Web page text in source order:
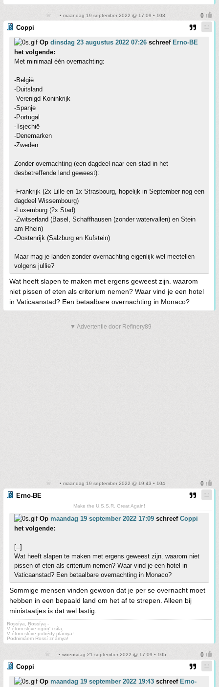
• maandag 19 september 2022 @ 17:09 • 103
Coppi
Op dinsdag 23 augustus 2022 07:26 schreef Erno-BE
het volgende:
Met minimaal één overnachting:
-België
-Duitsland
-Verenigd Koninkrijk
-Spanje
-Portugal
-Tsjechië
-Denemarken
-Zweden
Zonder overnachting (een dagdeel naar een stad in het
desbetreffende land geweest):
-Frankrijk (2x Lille en 1x Strasbourg, hopelijk in September nog een
dagdeel Wissembourg)
-Luxemburg (2x Stad)
-Zwitserland (Basel, Schaffhausen (zonder watervallen) en Stein
am Rhein)
-Oostenrijk (Salzburg en Kufstein)
Maar mag je landen zonder overnachting eigenlijk wel meetellen
volgens jullie?
Wat heeft slapen te maken met ergens geweest zijn. waarom
niet pissen of eten als criterium nemen? Waar vind je een hotel
in Vaticaanstad? Een betaalbare overnachting in Monaco?
▼ Advertentie door Refinery89
• maandag 19 september 2022 @ 19:43 • 104
Erno-BE
Make the U.S.S.R. Great Again!
Op maandag 19 september 2022 17:09 schreef Coppi
het volgende:
[..]
Wat heeft slapen te maken met ergens geweest zijn. waarom niet
pissen of eten als criterium nemen? Waar vind je een hotel in
Vaticaanstad? Een betaalbare overnachting in Monaco?
Sommige mensen vinden gewoon dat je per se overnacht moet
hebben in een bepaald land om het af te strepen. Alleen bij
ministaatjes is dat wel lastig.
Rossíya, Rossíya -
V étom slóve ogón' i síla,
V étom slóve pobédy plámya!
Podnimáem Rossí známya!
• woensdag 21 september 2022 @ 17:09 • 105
Coppi
Op maandag 19 september 2022 19:43 schreef Erno-